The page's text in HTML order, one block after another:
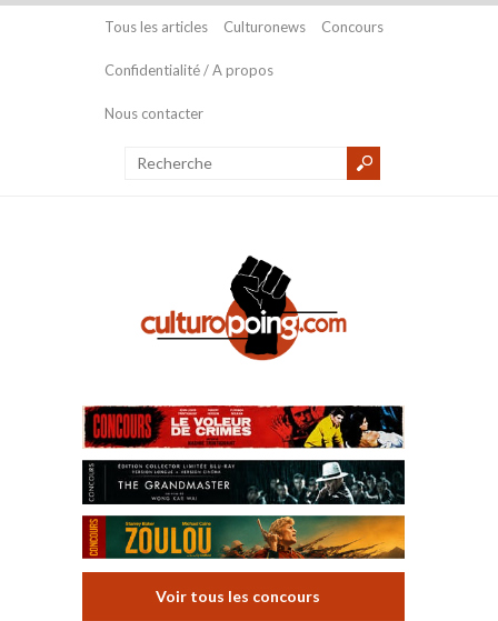
Tous les articles Culturonews Concours
Confidentialité / A propos
Nous contacter
Voir tous les concours